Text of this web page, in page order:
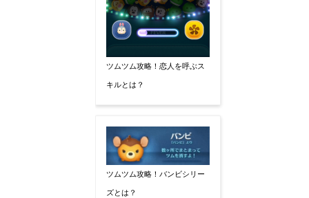
ツムツム攻略！恋人を呼ぶス
キルとは？
ツムツム攻略！バンビシリー
ズとは？